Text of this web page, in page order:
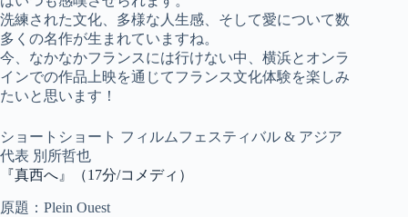
洗練された文化、多様な人生感、そして愛について数
多くの名作が生まれていますね。
今、なかなかフランスには行けない中、横浜とオンラ
インでの作品上映を通じてフランス文化体験を楽しみ
たいと思います！
ショートショート フィルムフェスティバル & アジア
代表 別所哲也
『真西へ』（17分/コメディ）
原題：Plein Ouest